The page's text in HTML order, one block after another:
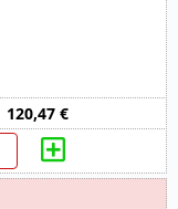
120,47 €